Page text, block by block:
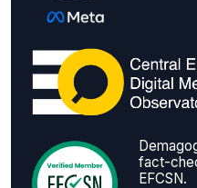
fact-
EFCSN.